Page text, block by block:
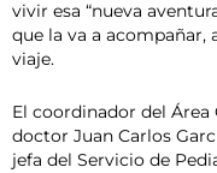
vivir esa “nueva
que la va a acompañar,
viaje.
El coordinador del Área
doctor Juan Carlos
jefa del Servicio de